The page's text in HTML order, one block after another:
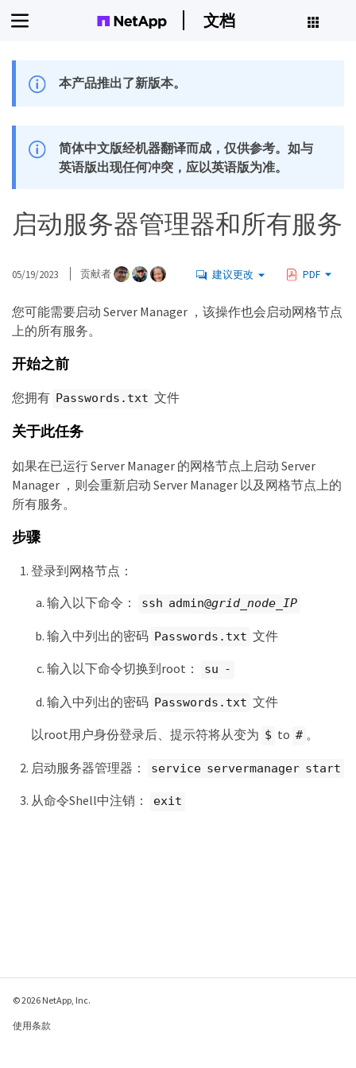
文档
本产品推出了新版本。
简体中文版经机器翻译而成，仅供参考。如与
英语版出现任何冲突，应以英语版为准。
启动服务器管理器和所有服务
05/19/2023 贡献者 建议更改 PDF
您可能需要启动 Server Manager ，该操作也会启动网格节点
上的所有服务。
开始之前
您拥有 Passwords.txt 文件
关于此任务
如果在已运行 Server Manager 的网格节点上启动 Server
Manager ，则会重新启动 Server Manager 以及网格节点上的
所有服务。
步骤
登录到网格节点：
输入以下命令：
ssh admin@grid_node_IP
输入中列出的密码 Passwords.txt 文件
输入以下命令切换到root： su -
输入中列出的密码 Passwords.txt 文件
以root用户身份登录后、提示符将从变为 $ to # 。
启动服务器管理器： service servermanager start
从命令Shell中注销： exit
© 2026 NetApp, Inc.
使用条款